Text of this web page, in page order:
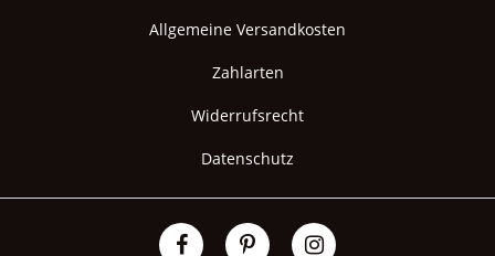
Allgemeine Versandkosten
Zahlarten
Widerrufsrecht
Datenschutz